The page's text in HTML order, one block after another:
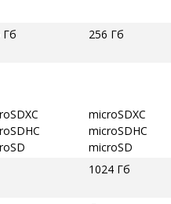
Гб 256 Гб
microSDXC
microSDHC
microSD
1024 Гб